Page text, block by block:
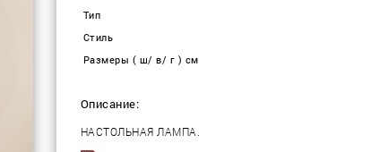
Тип
Стиль
Размеры ( ш/ в/ г ) см
Описание:
НАСТОЛЬНАЯ ЛАМПА.